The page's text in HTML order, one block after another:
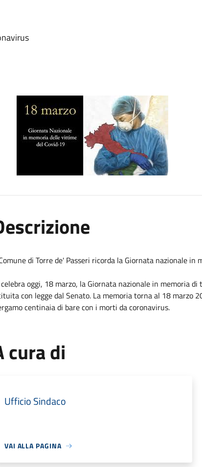
di Torre de' Passeri ricorda la Giornata nazionale
oggi, 18 marzo, la Giornata nazionale in memoria
con legge dal Senato. La memoria torna al 18 marzo
centinaia di bare con i morti da coronavirus.
cura di
Ufficio Sindaco
VAI ALLA PAGINA